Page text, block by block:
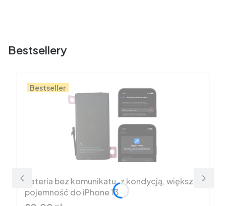
Bestsellery
Bestseller
Bateria bez komunikatu, z kondycją, większa
pojemność do iPhone 13